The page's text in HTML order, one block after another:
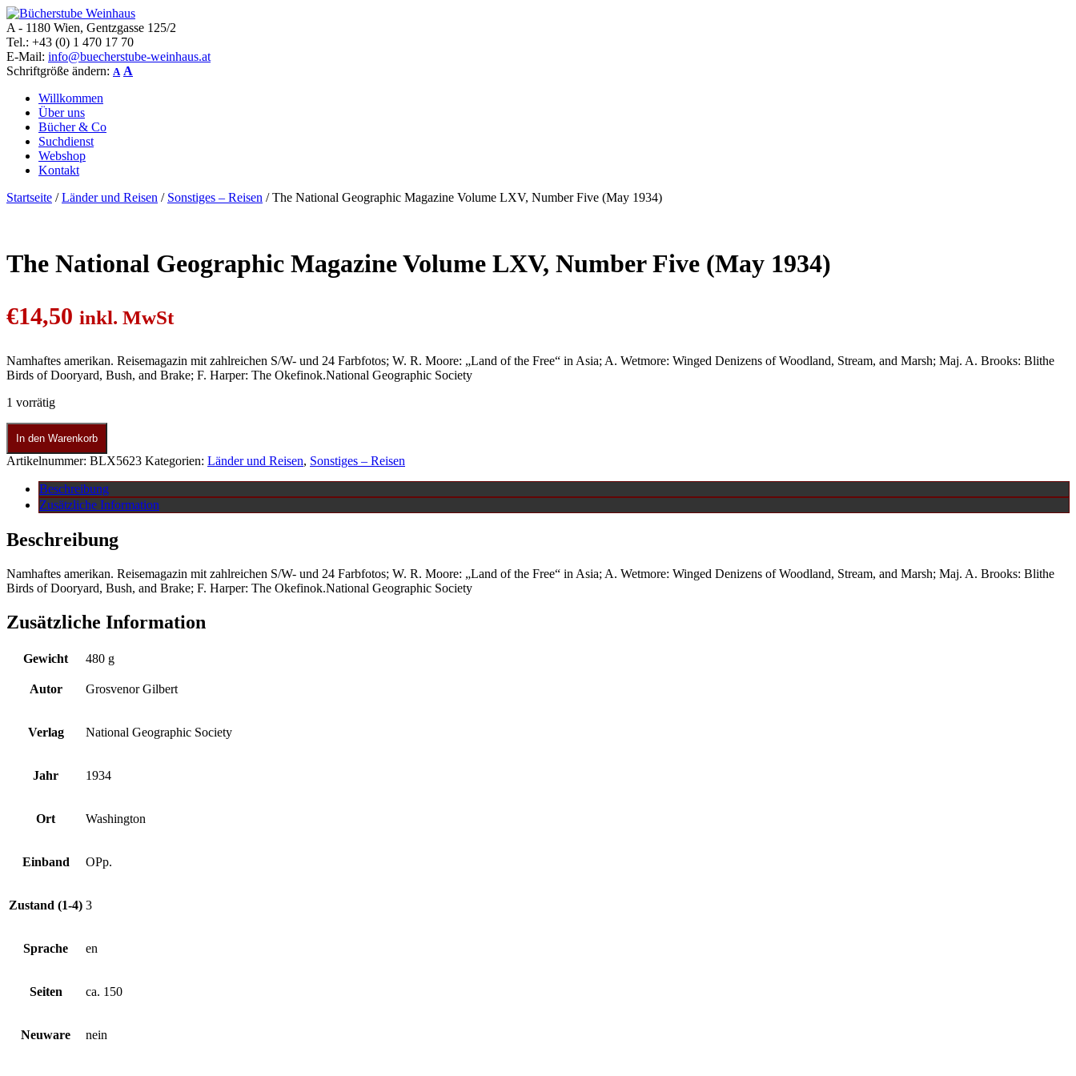
Bücherstube Weinhaus
Verkauf von seltenen antiquarischen und alten, teilweise noch verlagsneuen Bücher.
A - 1180 Wien, Gentzgasse 125/2
Tel.: +43 (0) 1 470 17 70
E-Mail: info@buecherstube-weinhaus.at
Schriftgröße ändern: A A
Willkommen
Über uns
Bücher & Co
Suchdienst
Webshop
Kontakt
Startseite /Länder und Reisen / Sonstiges – Reisen / The National Geographic Magazine Volume LXV, Number Five (May 1934)
The National Geographic Magazine Volume LXV, Number Five (May 1934)
€14,50 inkl. MwSt
Namhaftes amerikan. Reisemagazin mit zahlreichen S/W- und 24 Farbfotos; W. R. Moore: „Land of the Free“ in Asia; A. Wetmore: Winged Denizens of Woodland, Stream, and Marsh; Maj. A. Brooks: Blithe
Birds of Dooryard, Bush, and Brake; F. Harper: The Okefinok.National Geographic Society
1 vorrätig
In den Warenkorb
Artikelnummer: BLX5623 Kategorien: Länder und Reisen, Sonstiges – Reisen
Beschreibung
Zusätzliche Information
Beschreibung
Namhaftes amerikan. Reisemagazin mit zahlreichen S/W- und 24 Farbfotos; W. R. Moore: „Land of the Free“ in Asia; A. Wetmore: Winged Denizens of Woodland, Stream, and Marsh; Maj. A. Brooks: Blithe
Birds of Dooryard, Bush, and Brake; F. Harper: The Okefinok.National Geographic Society
Zusätzliche Information
Gewicht 480 g
Autor Grosvenor Gilbert
Verlag National Geographic Society
Jahr 1934
Ort Washington
Einband OPp.
Zustand (1-4) 3
Sprache en
Seiten ca. 150
Neuware nein